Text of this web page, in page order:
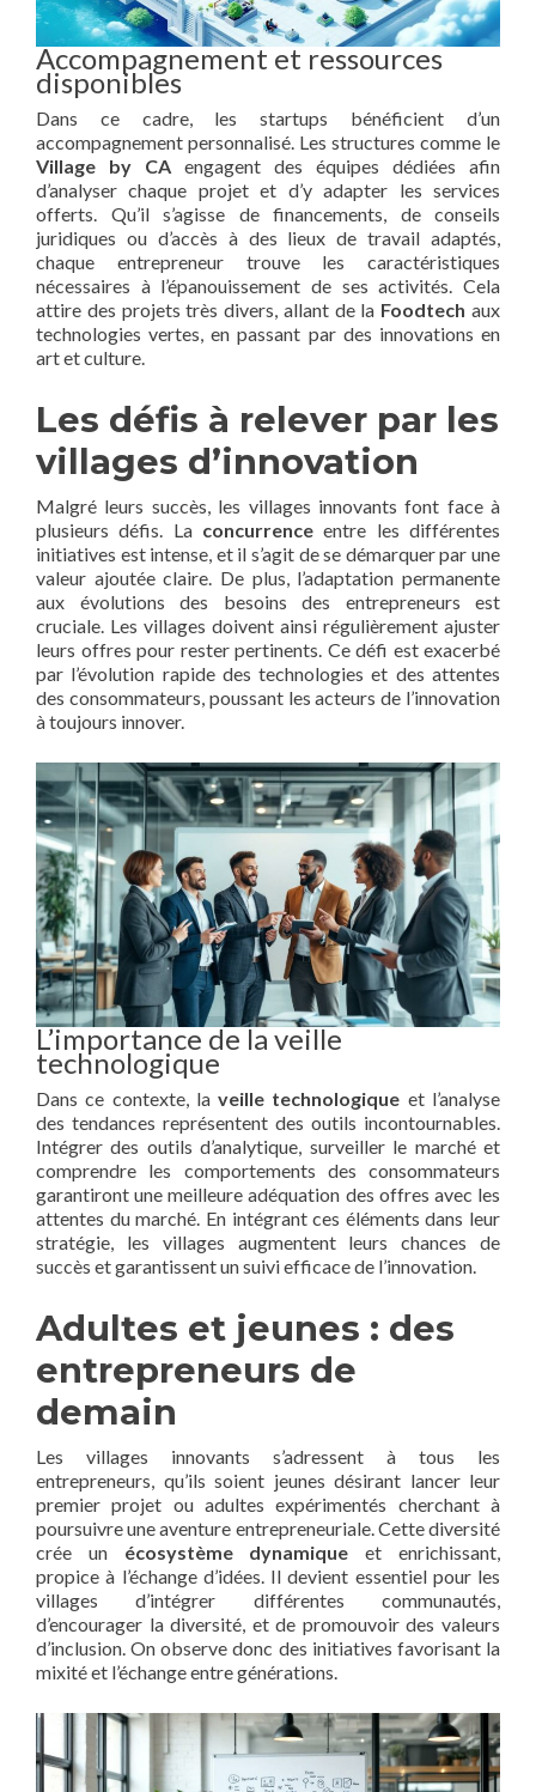
Accompagnement et ressources
disponibles
Dans ce cadre, les startups bénéficient d’un
accompagnement personnalisé. Les structures comme le
Village by CA engagent des équipes dédiées afin
d’analyser chaque projet et d’y adapter les services
offerts. Qu’il s’agisse de financements, de conseils
juridiques ou d’accès à des lieux de travail adaptés,
chaque entrepreneur trouve les caractéristiques
nécessaires à l’épanouissement de ses activités. Cela
attire des projets très divers, allant de la Foodtech aux
technologies vertes, en passant par des innovations en
art et culture.
Les défis à relever par les
villages d’innovation
Malgré leurs succès, les villages innovants font face à
plusieurs défis. La concurrence entre les différentes
initiatives est intense, et il s’agit de se démarquer par une
valeur ajoutée claire. De plus, l’adaptation permanente
aux évolutions des besoins des entrepreneurs est
cruciale. Les villages doivent ainsi régulièrement ajuster
leurs offres pour rester pertinents. Ce défi est exacerbé
par l’évolution rapide des technologies et des attentes
des consommateurs, poussant les acteurs de l’innovation
à toujours innover.
L’importance de la veille
technologique
Dans ce contexte, laveille technologique et l’analyse
des tendances représentent des outils incontournables.
Intégrer des outils d’analytique, surveiller le marché et
comprendre les comportements des consommateurs
garantiront une meilleure adéquation des offres avec les
attentes du marché. En intégrant ces éléments dans leur
stratégie, les villages augmentent leurs chances de
succès et garantissent un suivi efficace de l’innovation.
Adultes et jeunes : des
entrepreneurs de
demain
Les villages innovants s’adressent à tous les
entrepreneurs, qu’ils soient jeunes désirant lancer leur
premier projet ou adultes expérimentés cherchant à
poursuivre une aventure entrepreneuriale. Cette diversité
crée un écosystème dynamique et enrichissant,
propice à l’échange d’idées. Il devient essentiel pour les
villages d’intégrer différentes communautés,
d’encourager la diversité, et de promouvoir des valeurs
d’inclusion. On observe donc des initiatives favorisant la
mixité et l’échange entre générations.